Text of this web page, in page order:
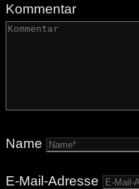
Kommentar
Name
E-Mail-Adresse